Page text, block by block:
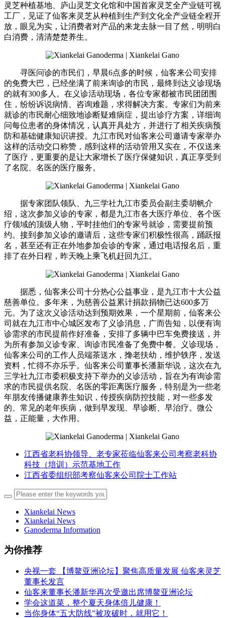
灵芝种植基地、庐山灵芝文化馆和中国首家灵芝全产业链可视
工厂，见证了仙客来灵芝从种植到生产到文化全产业链全程开
放，眼见为实，让消费者对产品的来龙去脉一目了然，明明白
白消费，清清楚楚养生。
寻医问诊的市民们，早晨6点多的时候，仙客来公司安排
的免费大巴，已经坐满了前来询诊的市民，最终到达义诊现场
的就有300多人。在义诊活动现场，各位专家都被市民团团围
住，纷纷诉说病情、咨询难题，求得解决方案。专家们为前来
就诊的市民耐心细致地诊断疑难病症，提出诊疗方案，详细询
问每位患者的身体情况，认真开具处方，并进行了相关疾病预
防和基础健康知识讲授。九江市民对仙客来公司邀请专家举办
这样的活动交口称赞，感到这样的活动管用又实在，不仅送来
了医疗，更重要的是让大家增长了医疗保健知识，真正享受到
了名院、名医的医疗服务。
据专家团队领队、九三学社九江市委员会副主委胡帆介
绍，这次参加义诊的专家，都是九江市各大医疗单位、各个医
疗领域的顶级人物，平时挂他们的专家号就诊，需要提前预
约。接到参加义诊的邀请后，这些专家们积极性很高，踊跃报
名，甚至还有正在外地参加会诊的专家，通过电话报名后，重
排了在外日程，昨天晚上乘飞机赶回九江。
据悉，仙客来公司十分热心公益事业，是九江市十大公益
慈善单位。多年来，为慈善公益累计捐款捐物已达600多万
元。为了这次义诊活动达到预期效果，一个星期前，仙客来公
司就在九江市中心城区发布了义诊消息，广而告知，以便有询
诊需求的市民提前作好准备，安排了多辆中巴车免费接送，并
为所有参加义诊专家、询诊市民准备了免费中餐。义诊现场，
仙客来公司的工作人员端茶送水，搀老扶幼，维护轶序，发送
资料，忙得不亦乐乎。仙客来公司董事长潘新华说，这次在九
三学社九江市委积极支持下举办的义诊活动，旨在为有询诊需
求的市民提供名院、名医的零距离医疗服务，特别是为一些老
年朋友传播健康养生知识，传授疾病防控技能，对一些多发
的、常见的老年疾病，做到早发现、早诊断、早治疗。微公
益，正能量，大作用。
江西省老科协领导、老专家莅临仙客来公司考察老科协
科技（培训）示范基地工作
江西省委组织部考察仙客来公司院士工作站
Xiankelai News
Xiankelai News
Ganoderma Information
为你推荐
央视一套 【博鳌亚洲论坛】聚焦高质量发展 仙客来灵芝
董事长发言
仙客来董事长潘新华再次受邀出席博鳌亚洲论坛
学会这道菜，整个夏天身体倍儿健康！
当你身体“五大防线”被攻破时，就用它！